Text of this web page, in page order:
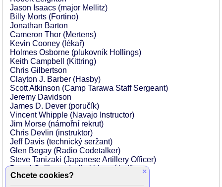
Jason Isaacs (major Mellitz)
Billy Morts (Fortino)
Jonathan Barton
Cameron Thor (Mertens)
Kevin Cooney (lékař)
Holmes Osborne (plukovník Hollings)
Keith Campbell (Kittring)
Chris Gilbertson
Clayton J. Barber (Hasby)
Scott Atkinson (Camp Tarawa Staff Sergeant)
Jeremy Davidson
James D. Dever (poručík)
Vincent Whipple (Navajo Instructor)
Jim Morse (námořní rekrut)
Chris Devlin (instruktor)
Jeff Davis (technický seržant)
Glen Begay (Radio Codetalker)
Steve Tanizaki (Japanese Artillery Officer)
Darrel Guilbeau (velitel bitevní lodi)
John Steven Rocha (mariňák)
×
Chcete cookies?